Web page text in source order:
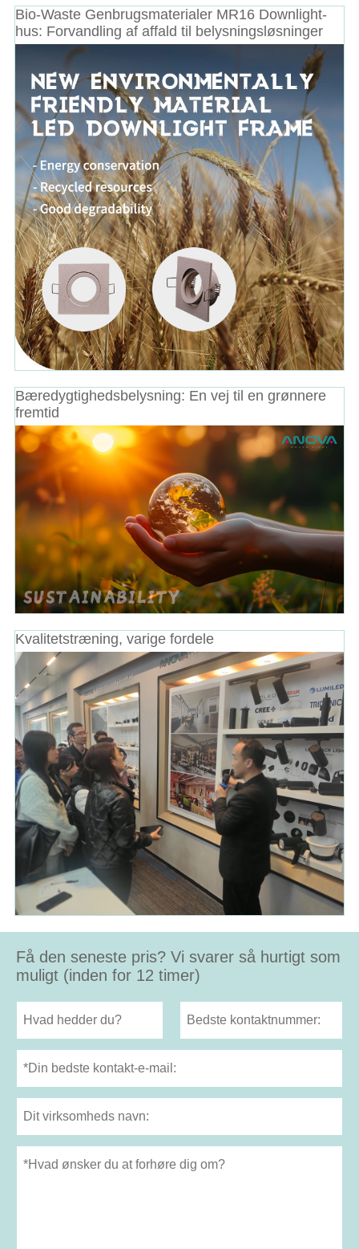
Bio-Waste Genbrugsmaterialer MR16 Downlight-
hus: Forvandling af affald til belysningsløsninger
Bæredygtighedsbelysning: En vej til en grønnere
fremtid
Kvalitetstræning, varige fordele
Få den seneste pris? Vi svarer så hurtigt som
muligt (inden for 12 timer)